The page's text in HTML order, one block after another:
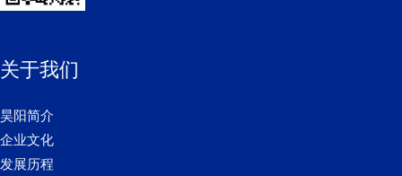
关于我们
昊阳简介
企业文化
发展历程